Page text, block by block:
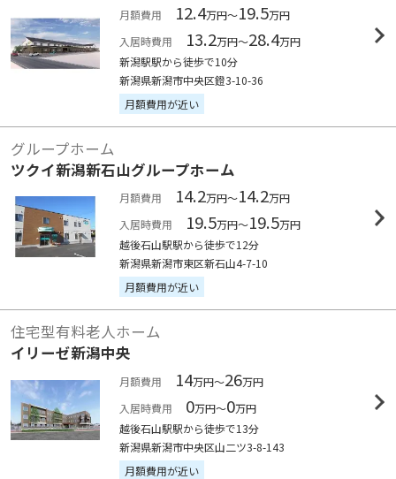
月額費用 12.4万円～19.5万円
入居時費用
13.2万円～28.4万円
新潟駅駅から徒歩で10分
新潟県新潟市中央区鐙3-10-36
月額費用が近い
グループホーム
ツクイ新潟新石山グループホーム
月額費用 14.2万円～14.2万円
入居時費用
19.5万円～19.5万円
越後石山駅駅から徒歩で12分
新潟県新潟市東区新石山4-7-10
月額費用が近い
住宅型有料老人ホーム
イリーゼ新潟中央
月額費用 14万円～26万円
入居時費用
0万円～0万円
越後石山駅駅から徒歩で13分
新潟県新潟市中央区山二ツ3-8-143
月額費用が近い